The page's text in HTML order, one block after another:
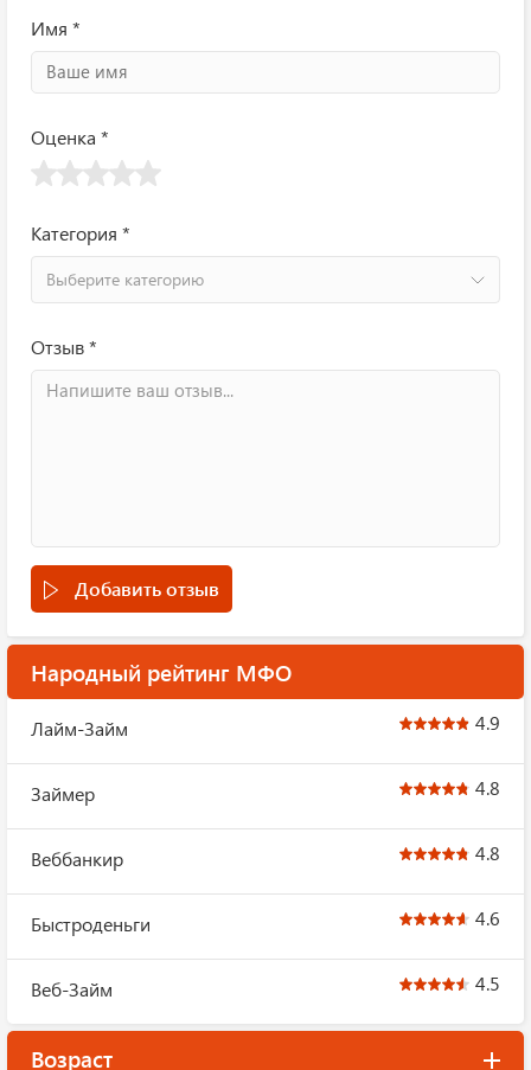
Имя *
Оценка *
Категория *
Выберите категорию
Отзыв *
Добавить отзыв
Народный рейтинг МФО
Лайм-Займ 4.9
Займер 4.8
Веббанкир 4.8
Быстроденьги 4.6
Веб-Займ 4.5
Возраст